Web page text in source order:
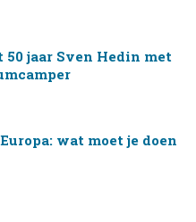
jaar Sven Hedin met
wat moet je doen